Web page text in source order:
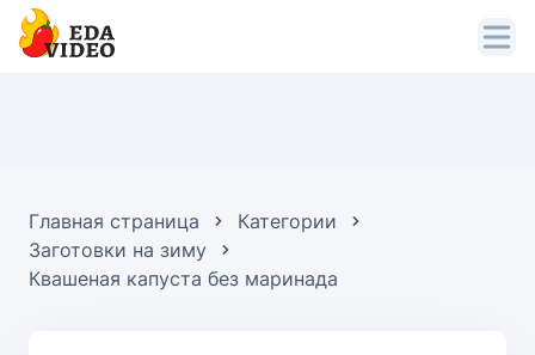
Главная страница
Категории
Заготовки на зиму
Квашеная капуста без маринада